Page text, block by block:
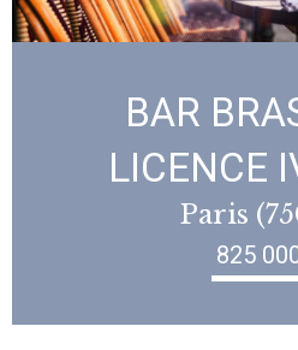
BAR
LICENCE
Paris
825